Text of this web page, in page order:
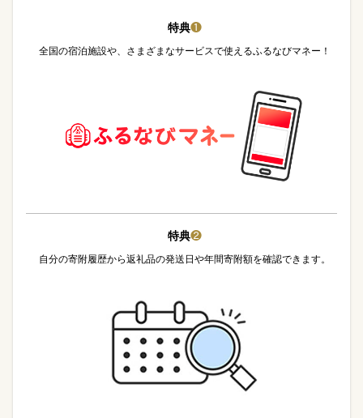
特典❶
全国の宿泊施設や、さまざまなサービスで使えるふるなびマネー！
特典❷
自分の寄附履歴から返礼品の発送日や年間寄附額を確認できます。